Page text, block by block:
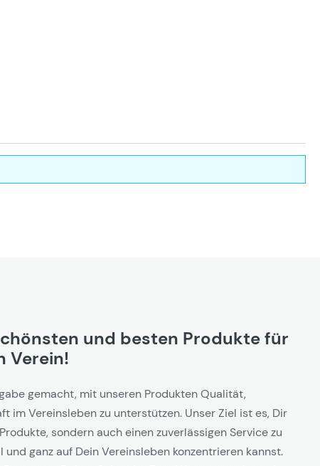
und besten Produkte für
Verein!
gemacht, mit unseren Produkten Qualität,
im Vereinsleben zu unterstützen. Unser Ziel ist es, Dir
sondern auch einen zuverlässigen Service zu
ganz auf Dein Vereinsleben konzentrieren kannst.